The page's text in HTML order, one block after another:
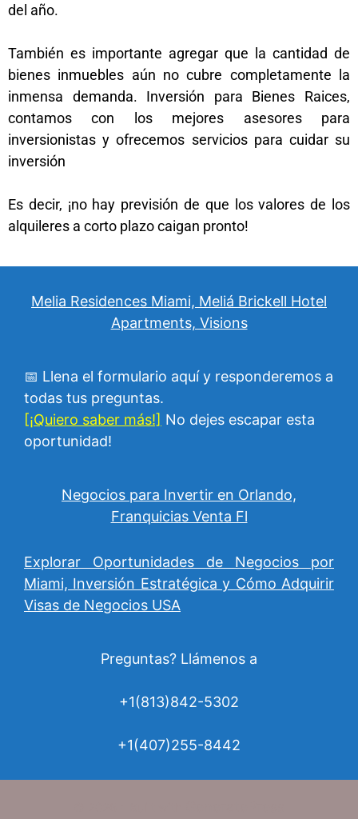
del año.
También es importante agregar que la cantidad de
bienes inmuebles aún no cubre completamente la
inmensa demanda. Inversión para Bienes Raices,
contamos con los mejores asesores para
inversionistas y ofrecemos servicios para cuidar su
inversión
Es decir, ¡no hay previsión de que los valores de los
alquileres a corto plazo caigan pronto!
Melia Residences Miami, Meliá Brickell Hotel
Apartments, Visions
📅 Llena el formulario aquí y responderemos a
todas tus preguntas.
[¡Quiero saber más!] No dejes escapar esta
oportunidad!
Negocios para Invertir en Orlando,
Franquicias Venta Fl
Explorar Oportunidades de Negocios por
Miami, Inversión Estratégica y Cómo Adquirir
Visas de Negocios USA
Preguntas? Llámenos a
+1(813)842-5302
+1(407)255-8442